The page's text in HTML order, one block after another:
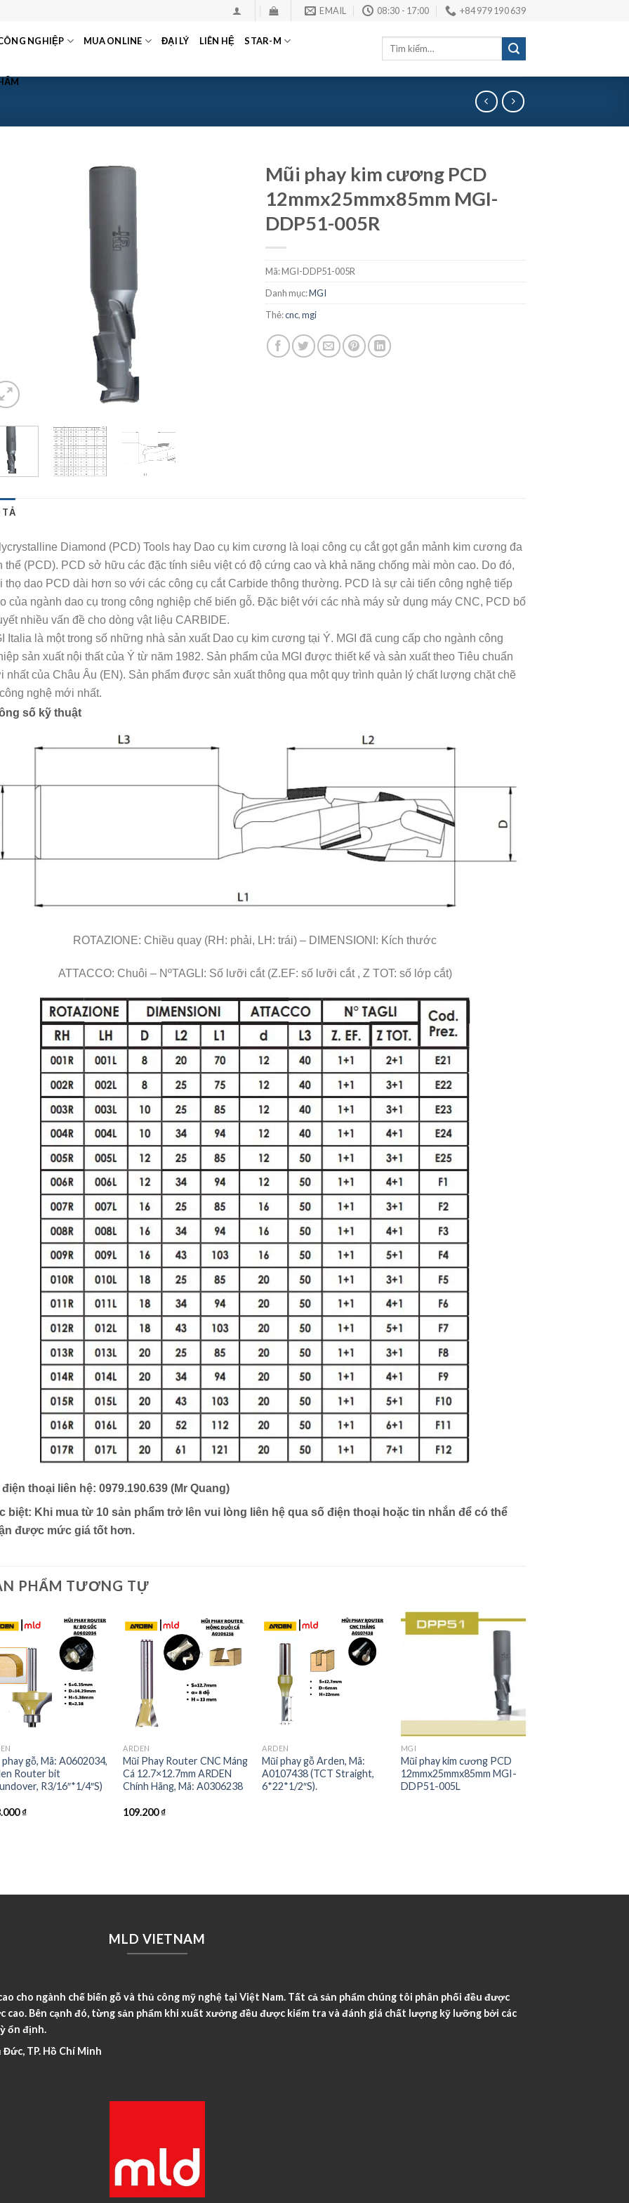
EMAIL 08:30 - 17:00 +84 979 190 639
NGHIỆP MUA ONLINE ĐẠI LÝ LIÊN HỆ STAR-M
Tìm
Mũi phay kim cương PCD
12mmx25mmx85mm MGI-
DDP51-005R
Mã:MGI-DDP51-005R
Danh mục:MGI
Thẻ:cnc,mgi
TẢ
Diamond (PCD) Tools hay Dao cụ kim cương là loại công cụ cắt gọt gắn mảnh kim cương đa
thể (PCD). PCD sở hữu các đặc tính siêu việt có độ cứng cao và khả năng chống mài mòn cao. Do đó,
thọ dao PCD dài hơn so với các công cụ cắt Carbide thông thường. PCD là sự cải tiến công nghệ tiếp
của ngành dao cụ trong công nghiệp chế biến gỗ. Đặc biệt với các nhà máy sử dụng máy CNC, PCD bổ
nhiều vấn đề cho dòng vật liệu CARBIDE.
Italia là một trong số những nhà sản xuất Dao cụ kim cương tại Ý. MGI đã cung cấp cho ngành công
sản xuất nội thất của Ý từ năm 1982. Sản phẩm của MGI được thiết kế và sản xuất theo Tiêu chuẩn
nhất của Châu Âu (EN). Sản phẩm được sản xuất thông qua một quy trình quản lý chất lượng chặt chẽ
nghệ mới nhất.
số kỹ thuật
ROTAZIONE: Chiều quay (RH: phải, LH: trái) – DIMENSIONI: Kích thước
ATTACCO: Chuôi – NºTAGLI: Số lưỡi cắt (Z.EF: số lưỡi cắt , Z TOT: số lớp cắt)
thoại liên hệ: 0979.190.639 (Mr Quang)
biệt: Khi mua từ 10 sản phẩm trở lên vui lòng liên hệ qua số điện thoại hoặc tin nhắn để có thể
được mức giá tốt hơn.
PHẨM TƯƠNG TỰ
phay gỗ, Mã: A0602034,
Router bit
R3/16″*1/4″S)
₫
ARDEN
Mũi Phay Router CNC Máng
Cá 12.7×12.7mm ARDEN
Chính Hãng, Mã: A0306238
109.200₫
ARDEN
Mũi phay gỗ Arden, Mã:
A0107438 (TCT Straight,
6*22*1/2″S).
MGI
Mũi phay kim cương PCD
12mmx25mmx85mm MGI-
DDP51-005L
MLD VIETNAM
cho ngành chế biến gỗ và thủ công mỹ nghệ tại Việt Nam. Tất cả sản phẩm chúng tôi phân phối đều được
Bên cạnh đó, từng sản phẩm khi xuất xưởng đều được kiểm tra và đánh giá chất lượng kỹ lưỡng bởi các
ổn định.
TP. Hồ Chí Minh